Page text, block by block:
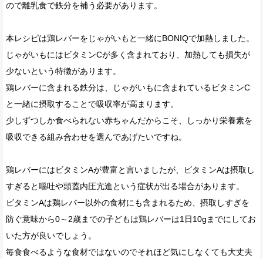
ので離乳食で鉄分を補う必要があります。
本レシピは鶏レバーをじゃがいもと一緒にBONIQで加熱しました。
じゃがいもにはビタミンCが多く含まれており、加熱しても損失が
少ないという特徴があります。
鶏レバーに含まれる鉄分は、じゃがいもに含まれているビタミンC
と一緒に摂取することで吸収率が高まります。
少しずつしか食べられない赤ちゃんだからこそ、しっかり栄養素を
吸収できる組み合わせを選んであげたいですね。
鶏レバーにはビタミンAが豊富と言いましたが、ビタミンAは摂取し
すぎると嘔吐や頭蓋内圧亢進という症状が出る場合があります。
ビタミンAは鶏レバー以外の食材にも含まれるため、摂取しすぎを
防ぐ意味から0～2歳までの子どもは鶏レバーは1日10gまでにしてお
いた方が良いでしょう。
毎食食べるような食材ではないのでそれほど気にしなくても大丈夫